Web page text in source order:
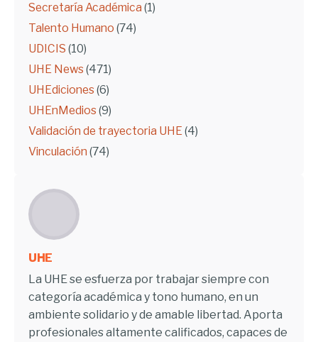
Secretaría Académica (1)
Talento Humano (74)
UDICIS (10)
UHE News (471)
UHEdiciones (6)
UHEnMedios (9)
Validación de trayectoria UHE(4)
Vinculación (74)
UHE
La UHE se esfuerza por trabajar siempre con
categoría académica y tono humano, en un
ambiente solidario y de amable libertad. Aporta
profesionales altamente calificados, capaces de